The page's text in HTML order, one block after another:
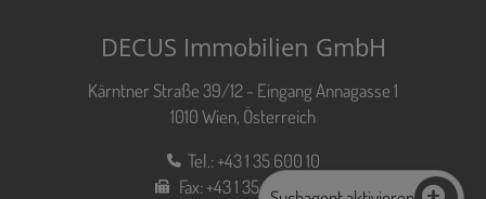
DECUS Immobilien GmbH
Kärntner Straße 39/12 - Eingang Annagasse 1
1010 Wien, Österreich
Tel.:+43 1 35 600 10
Fax:+43 1 35 600 10 80